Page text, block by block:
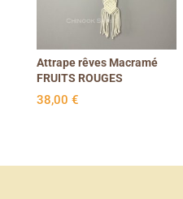
Attrape rêves Macramé
FRUITS ROUGES
38,00 €